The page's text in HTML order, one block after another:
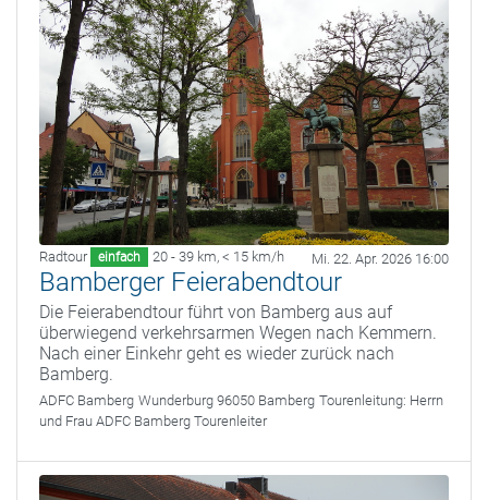
Radtour einfach 20 - 39 km, < 15 km/h Mi. 22. Apr. 2026 16:00
Bamberger Feierabendtour
Die Feierabendtour führt von Bamberg aus auf
überwiegend verkehrsarmen Wegen nach Kemmern.
Nach einer Einkehr geht es wieder zurück nach
Bamberg.
ADFC Bamberg Wunderburg 96050 Bamberg Tourenleitung: Herrn
und Frau ADFC Bamberg Tourenleiter